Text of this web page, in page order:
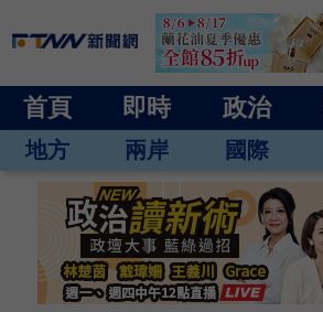
首頁 即時 政治
地方 兩岸 國際